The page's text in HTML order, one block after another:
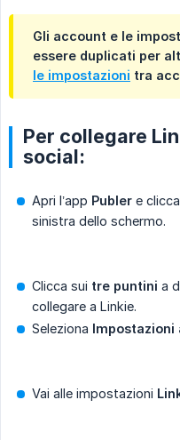
Gli account e le
essere duplicati per
le impostazioni tra
Per collegare
social:
Apri l’app Publer e clicca
sinistra dello schermo.
Clicca sui tre puntini a
collegare a Linkie.
Seleziona Impostazioni
Vai alle impostazioni